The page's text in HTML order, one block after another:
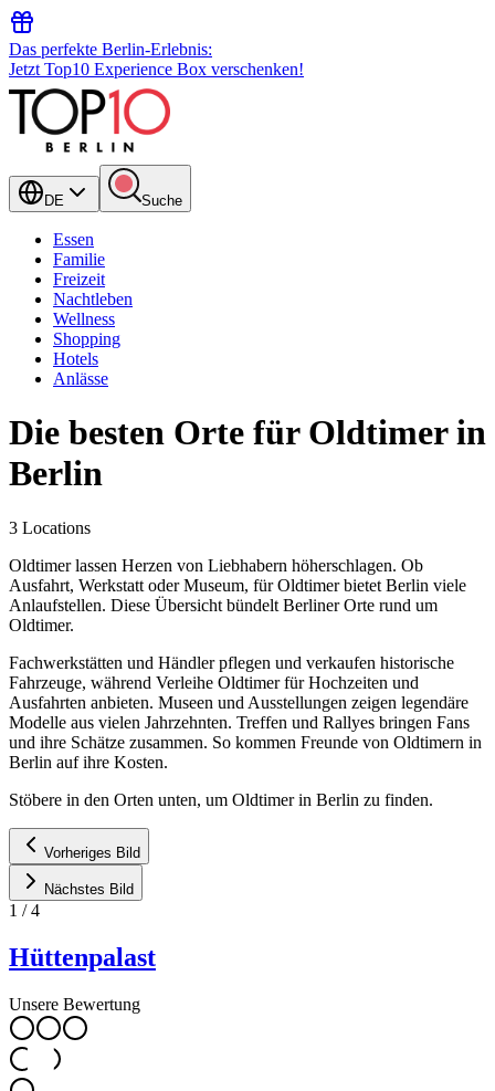
Das perfekte Berlin-Erlebnis:
Jetzt Top10 Experience Box verschenken!
DE Suche
Essen
Familie
Freizeit
Nachtleben
Wellness
Shopping
Hotels
Anlässe
Die besten Orte für Oldtimer in
Berlin
3 Locations
Oldtimer lassen Herzen von Liebhabern höherschlagen. Ob
Ausfahrt, Werkstatt oder Museum, für Oldtimer bietet Berlin viele
Anlaufstellen. Diese Übersicht bündelt Berliner Orte rund um
Oldtimer.
Fachwerkstätten und Händler pflegen und verkaufen historische
Fahrzeuge, während Verleihe Oldtimer für Hochzeiten und
Ausfahrten anbieten. Museen und Ausstellungen zeigen legendäre
Modelle aus vielen Jahrzehnten. Treffen und Rallyes bringen Fans
und ihre Schätze zusammen. So kommen Freunde von Oldtimern in
Berlin auf ihre Kosten.
Stöbere in den Orten unten, um Oldtimer in Berlin zu finden.
Vorheriges Bild
Nächstes Bild
1 /4
Hüttenpalast
Unsere Bewertung